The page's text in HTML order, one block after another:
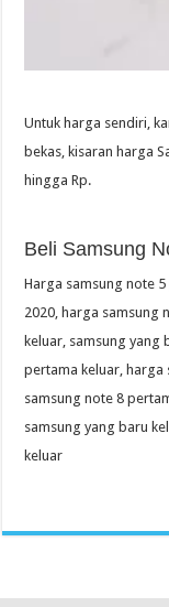
Untuk harga sendiri,
bekas, kisaran harga
hingga Rp.
Beli Samsung
Harga samsung note
2020, harga samsung
keluar, samsung yang
pertama keluar, harga
samsung note 8
samsung yang baru
keluar